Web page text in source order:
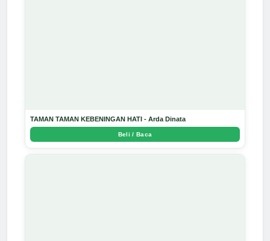
TAMAN TAMAN KEBENINGAN HATI - Arda Dinata
Beli / Baca